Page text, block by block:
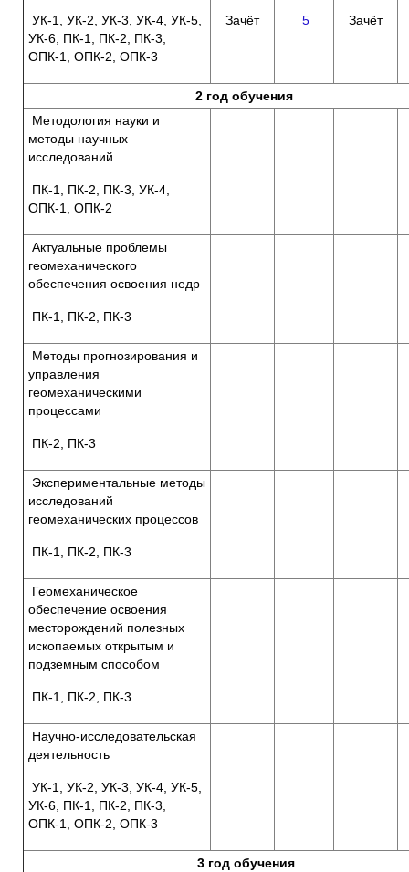
УК-1, УК-2, УК-3, УК-4, УК-5,
УК-6, ПК-1, ПК-2, ПК-3,
ОПК-1, ОПК-2, ОПК-3
Зачёт 5 Зачёт
2 год обучения
Методология науки и
методы научных
исследований
ПК-1, ПК-2, ПК-3, УК-4,
ОПК-1, ОПК-2
Актуальные проблемы
геомеханического
обеспечения освоения недр
ПК-1, ПК-2, ПК-3
Методы прогнозирования и
управления
геомеханическими
процессами
ПК-2, ПК-3
Экспериментальные методы
исследований
геомеханических процессов
ПК-1, ПК-2, ПК-3
Геомеханическое
обеспечение освоения
месторождений полезных
ископаемых открытым и
подземным способом
ПК-1, ПК-2, ПК-3
Научно-исследовательская
деятельность
УК-1, УК-2, УК-3, УК-4, УК-5,
УК-6, ПК-1, ПК-2, ПК-3,
ОПК-1, ОПК-2, ОПК-3
3 год обучения